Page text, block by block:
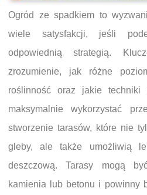
Ogród ze spadkiem to
wiele satysfakcji, jeśli
odpowiednią strategią.
zrozumienie, jak różne
roślinność oraz jakie techniki
maksymalnie wykorzystać
stworzenie tarasów, które nie
gleby, ale także umożliwią
deszczową. Tarasy mogą
kamienia lub betonu i powinny